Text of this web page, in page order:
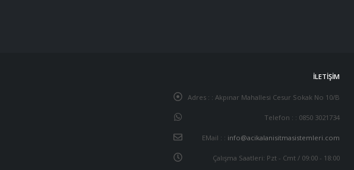
İLETIŞIM
Adres : : Akpınar Mahallesi Cesur Sokak No 10/B
Telefon : : 0850 3021734
EMail : : info@acikalanisitmasistemleri.com
Çalışma Saatleri: Pzt - Cmt / 09:00 - 18:00